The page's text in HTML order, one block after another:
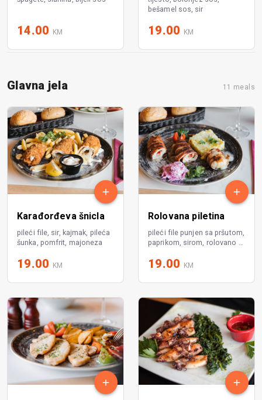
14.00 KM
bešamel sos, sir
19.00 KM
Glavna jela 11 meals
Karađorđeva šnicla
pileći file, sir, kajmak, pileća
šunka, pomfrit, majoneza
19.00 KM
Rolovana piletina
pileći file punjen sa pršutom,
paprikom, sirom, rolovano u
19.00 KM